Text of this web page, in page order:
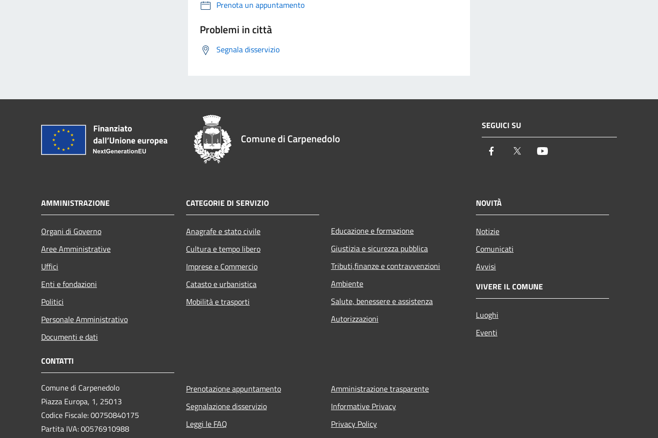
Prenota un appuntamento
Problemi in città
Segnala disservizio
Comune di Carpenedolo
SEGUICI SU
Facebook Twitter
AMMINISTRAZIONE
Organi di Governo
Aree Amministrative
Uffici
Enti e fondazioni
Politici
Personale Amministrativo
Documenti e dati
CATEGORIE DI SERVIZIO
Anagrafe e stato civile
Cultura e tempo libero
Imprese e Commercio
Catasto e urbanistica
Mobilità e trasporti
Educazione e formazione
Giustizia e sicurezza pubblica
Tributi,finanze e contravvenzioni
Ambiente
Salute, benessere e assistenza
Autorizzazioni
NOVITÀ
Notizie
Comunicati
Avvisi
VIVERE IL COMUNE
Luoghi
Eventi
CONTATTI
Comune di Carpenedolo
Piazza Europa, 1, 25013
Codice Fiscale: 00750840175
Partita IVA: 00576910988
Prenotazione appuntamento
Segnalazione disservizio
Leggi le FAQ
Amministrazione trasparente
Informative Privacy
Privacy Policy